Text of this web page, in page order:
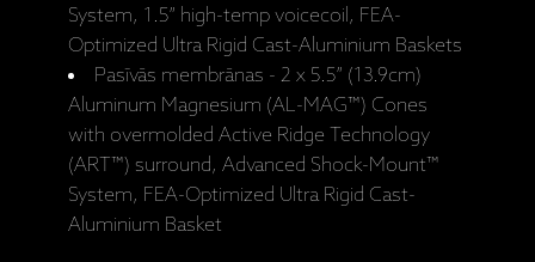
System, 1.5” high-temp voicecoil, FEA-
Optimized Ultra Rigid Cast-Aluminium Baskets
Pasīvās membrānas - 2 x 5.5” (13.9cm)
Aluminum Magnesium (AL-MAG™) Cones
with overmolded Active Ridge Technology
(ART™) surround, Advanced Shock-Mount™
System, FEA-Optimized Ultra Rigid Cast-
Aluminium Basket